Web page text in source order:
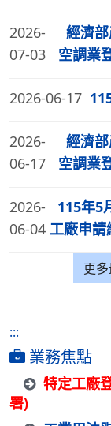
2026-
07-03
經濟
空調業
2026-06-17
2026-
06-17
經濟
空調業
2026-
06-04
115年5
工廠申
更
:::
業務焦點
特定工廠
署)